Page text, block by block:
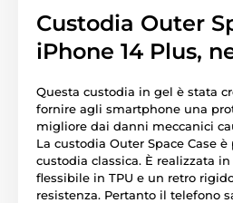
Custodia Outer
iPhone 14 Plus,
Questa custodia in gel è stata
fornire agli smartphone una
migliore dai danni meccanici
La custodia Outer Space Case
custodia classica. È realizzata
flessibile in TPU e un retro
resistenza. Pertanto il telefono